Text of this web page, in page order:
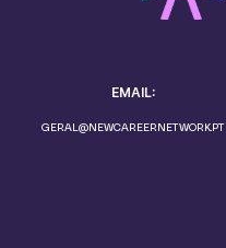
EMAIL:
GERAL@NEWCAREERNETWORK.PT